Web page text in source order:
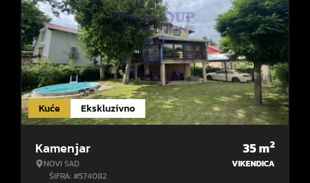
Kuće Ekskluzivno
Kamenjar
NOVI SAD
ŠIFRA: #574082
35m2
VIKENDICA